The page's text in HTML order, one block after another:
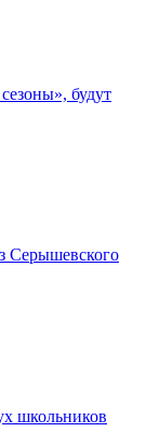
будут
Серышевского
школьников